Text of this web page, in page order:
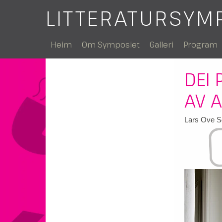
Heim Om Symposiet Galleri Program
DEI
AV
Lars Ove